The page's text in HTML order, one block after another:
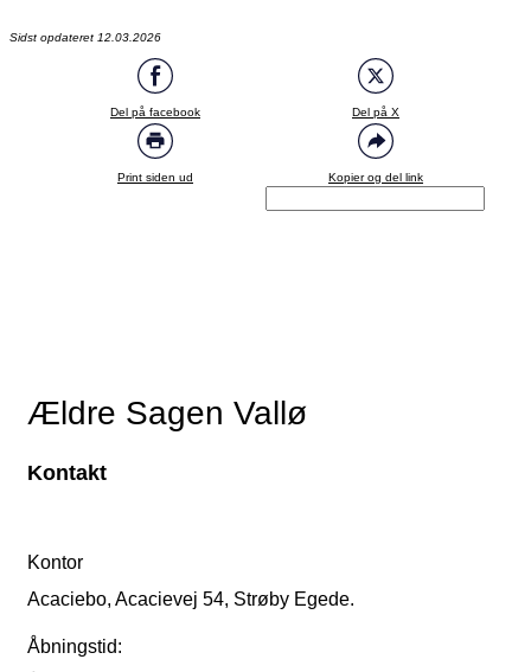
Sidst opdateret 12.03.2026
Del på facebook Del på X
Print siden ud Kopier og del link
Ældre Sagen Vallø
Kontakt
Kontor
Acaciebo, Acacievej 54, Strøby Egede.
Åbningstid: